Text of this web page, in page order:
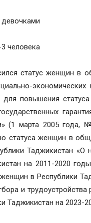
человека
статус женщин в
экономических
повышения
(1 марта 2005 года,
статуса женщин в
Таджикистан «О
на 2011-2020
в Республики
и
на 2023-